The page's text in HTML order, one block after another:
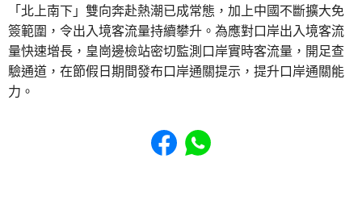
「北上南下」雙向奔赴熱潮已成常態，加上中國不斷擴大免
簽範圍，令出入境客流量持續攀升。為應對口岸出入境客流
量快速增長，皇崗邊檢站密切監測口岸實時客流量，開足查
驗通道，在節假日期間發布口岸通關提示，提升口岸通關能
力。
Share to Facebook
Share to WhatsApp